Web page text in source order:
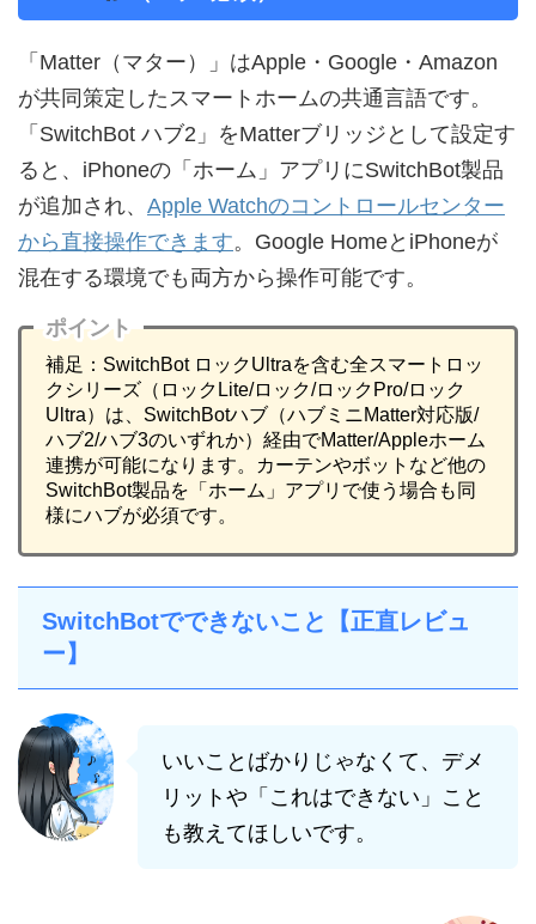
「Matter（マター）」はApple・Google・Amazon
が共同策定したスマートホームの共通言語です。
「SwitchBot ハブ2」をMatterブリッジとして設定す
ると、iPhoneの「ホーム」アプリにSwitchBot製品
が追加され、 Apple Watchのコントロールセンター
から直接操作できます。Google HomeとiPhoneが
混在する環境でも両方から操作可能です。
ポイント
補足：SwitchBot ロックUltraを含む全スマートロッ
クシリーズ（ロックLite/ロック/ロックPro/ロック
Ultra）は、SwitchBotハブ（ハブミニMatter対応版/
ハブ2/ハブ3のいずれか）経由でMatter/Appleホーム
連携が可能になります。カーテンやボットなど他の
SwitchBot製品を「ホーム」アプリで使う場合も同
様にハブが必須です。
SwitchBotでできないこと【正直レビュ
ー】
いいことばかりじゃなくて、デメ
リットや「これはできない」こと
も教えてほしいです。